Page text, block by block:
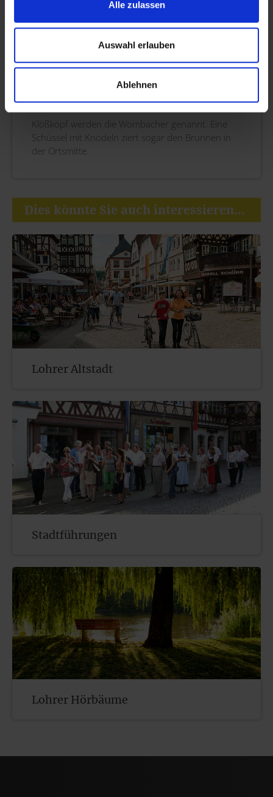
Alle zulassen
Auswahl erlauben
Ablehnen
Wombach
Klößköpf werden die Wombacher genannt. Eine
Schüssel mit Knödeln ziert sogar den Brunnen in
der Ortsmitte.
Dies könnte Sie auch interessieren...
Lohrer Altstadt
Stadtführungen
Lohrer Hörbäume